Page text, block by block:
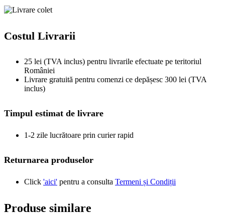
Costul Livrarii
25 lei (TVA inclus) pentru livrarile efectuate pe teritoriul
României
Livrare gratuită pentru comenzi ce depășesc 300 lei (TVA
inclus)
Timpul estimat de livrare
1-2 zile lucrătoare prin curier rapid
Returnarea produselor
Click 'aici' pentru a consulta Termeni și Condiții
Produse similare